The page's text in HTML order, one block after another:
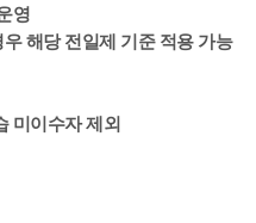
영
해당 전일제 기준 적용 가능
미이수자 제외